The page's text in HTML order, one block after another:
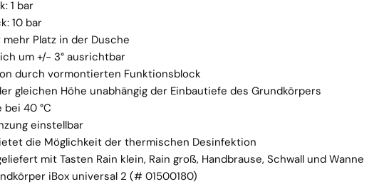
1 bar
10 bar
Platz in der Dusche
um +/- 3° ausrichtbar
durch vormontierten Funktionsblock
gleichen Höhe unabhängig der Einbautiefe des Grundkörpers
40 °C
einstellbar
die Möglichkeit der thermischen Desinfektion
mit Tasten Rain klein, Rain groß, Handbrause, Schwall und Wanne
iBox universal 2 (# 01500180)